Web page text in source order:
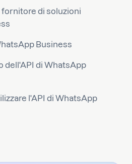
di soluzioni
Business
dell'API di WhatsApp
l'API di WhatsApp